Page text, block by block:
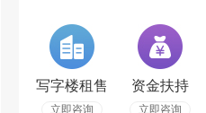
写字楼租售
立即咨询
资金扶持
立即咨询